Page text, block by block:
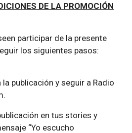
DE LA PROMOCIÓN
participar de la presente
los siguientes pasos:
publicación y seguir a Radio
en tus stories y
“Yo escucho